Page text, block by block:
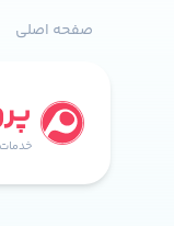
صفحه اصلی